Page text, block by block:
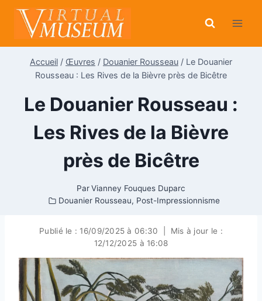
Aller
contenu
Accueil / Œuvres / Douanier Rousseau / Le Douanier
Rousseau : Les Rives de la Bièvre près de Bicêtre
Le Douanier Rousseau :
Les Rives de la Bièvre
près de Bicêtre
ParVianney Fouques Duparc
Douanier Rousseau, Post-Impressionnisme
Publié le : 16/09/2025 à 06:30
Mis à jour le :
12/12/2025 à 16:08